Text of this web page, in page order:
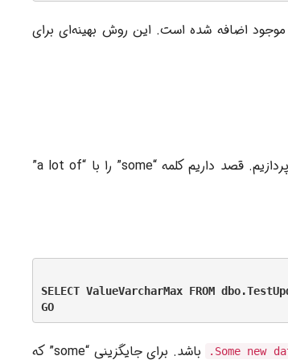
اضافه شده است. این روش بهینه‌ای برای
در این بخش، به جایگزینی بخشی از متن در میانه رشته می‌پردازیم. قصد داریم کلمه “some” را با “a lot of”
SELECT ValueVarcharMax FROM
GO
Some new
باشد. برای جایگزینی “some” که